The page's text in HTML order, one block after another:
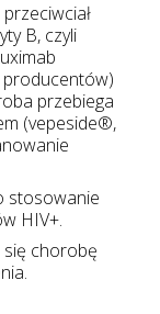
B, czyli
przebiega
(vepeside®,
stosowanie
HIV+.
się chorobę